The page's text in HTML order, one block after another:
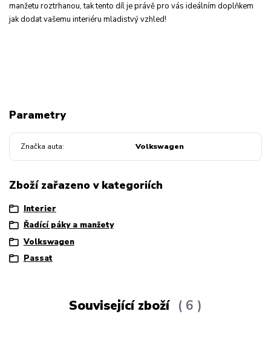
manžetu roztrhanou, tak tento díl je právě pro vás ideálním doplňkem
jak dodat vašemu interiéru mladistvý vzhled!
Parametry
Značka auta Volkswagen
Zboží zařazeno v kategoriích
Interier
Řadící páky a manžety
Volkswagen
Passat
Související zboží 6